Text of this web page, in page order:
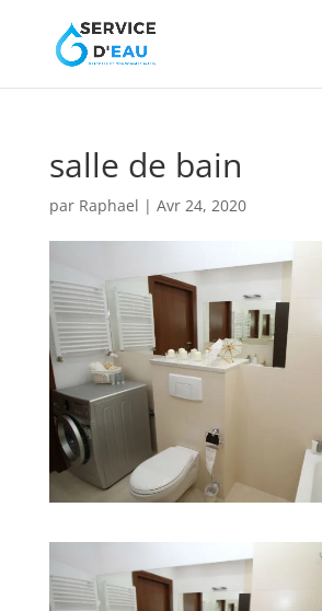
salle de bain
par Raphael | Avr 24, 2020